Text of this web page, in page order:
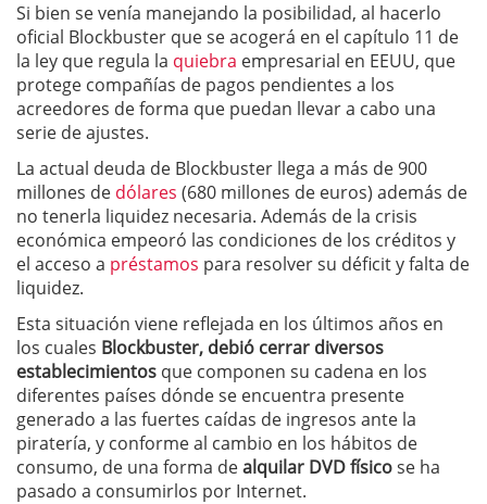
Si bien se venía manejando la posibilidad, al hacerlo
oficial Blockbuster que se acogerá en el capítulo 11 de
la ley que regula la quiebra empresarial en EEUU, que
protege compañías de pagos pendientes a los
acreedores de forma que puedan llevar a cabo una
serie de ajustes.
La actual deuda de Blockbuster llega a más de 900
millones de dólares (680 millones de euros) además de
no tenerla liquidez necesaria. Además de la crisis
económica empeoró las condiciones de los créditos y
el acceso a préstamos para resolver su déficit y falta de
liquidez.
Esta situación viene reflejada en los últimos años en
los cuales Blockbuster, debió cerrar diversos
establecimientos que componen su cadena en los
diferentes países dónde se encuentra presente
generado a las fuertes caídas de ingresos ante la
piratería, y conforme al cambio en los hábitos de
consumo, de una forma dealquilar DVD físicose ha
pasado a consumirlos por Internet.